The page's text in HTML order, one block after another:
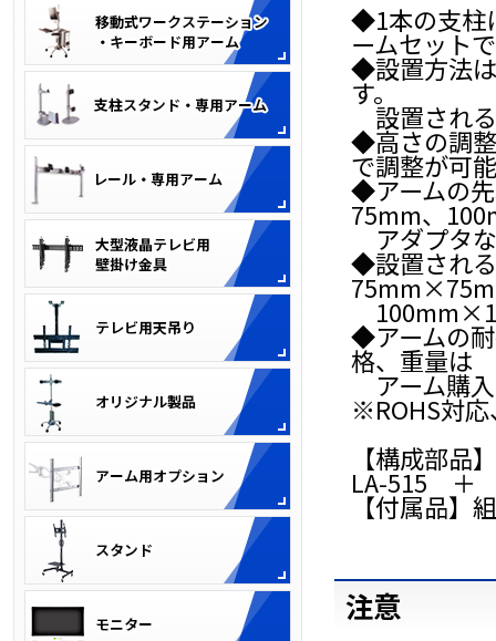
◆1本の支柱
ームセット
◆設置方法
す。
設置される
◆高さの調
で調整が可
◆アームの先
75mm、
アダプタ
◆設置され
◆アームの耐
格、重量は
アーム購入
※ROHS対
【構成部品】
LA-515 ＋
【付属品
注意